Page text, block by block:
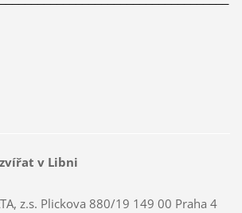
v Libni
z.s. Plickova 880/19 149 00 Praha 4